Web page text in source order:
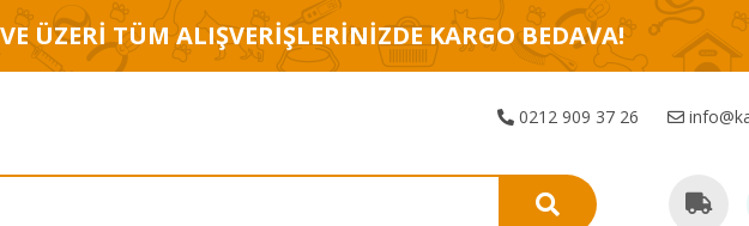
ÜZERİ TÜM ALIŞVERİŞLERİNİZDE KARGO BEDAVA!
0212 909 37 26